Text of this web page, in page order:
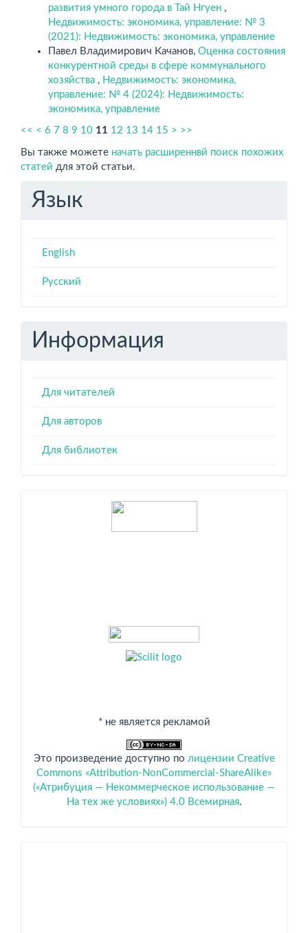
развития умного города в Тай Нгуен ,
Недвижимость: экономика, управление: № 3
(2021): Недвижимость: экономика, управление
Павел Владимирович Качанов, Оценка состояния
конкурентной среды в сфере коммунального
хозяйства , Недвижимость: экономика,
управление: № 4 (2024): Недвижимость:
экономика, управление
<< < 6 7 8 9 10 11 12 13 14 15 > >>
Вы также можете начать расширеннвй поиск похожих
статей для этой статьи.
Язык
English
Русский
Информация
Для читателей
Для авторов
Для библиотек
Индексация
* не является рекламой
Это произведение доступно по лицензии Creative
Commons «Attribution-NonCommercial-ShareAlike»
(«Атрибуция — Некоммерческое использование —
На тех же условиях») 4.0 Всемирная.